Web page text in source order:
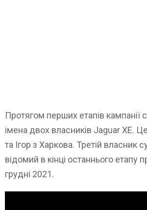
Протягом перших етапів кампанії
імена двох власників Jaguar XE.
та Ігор з Харкова. Третій власник
відомий в кінці останнього етапу
грудні 2021.